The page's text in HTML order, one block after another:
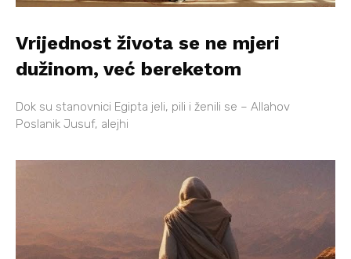
Vrijednost života se ne mjeri
dužinom, već bereketom
Dok su stanovnici Egipta jeli, pili i ženili se – Allahov
Poslanik Jusuf, alejhi